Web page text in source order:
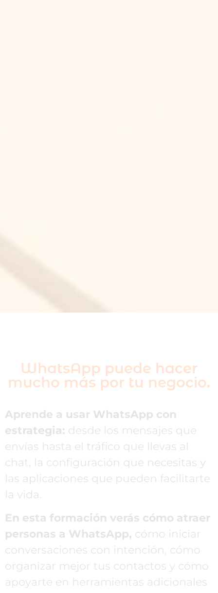
WhatsApp puede hacer
mucho más por tu negocio.
Aprende a usar WhatsApp con
estrategia: desde los mensajes que
envías hasta el tráfico que llevas al
chat, la configuración que necesitas y
las aplicaciones que pueden facilitarte
la vida.
En esta formación verás cómo atraer
personas a WhatsApp, cómo iniciar
conversaciones con intención, cómo
organizar mejor tus contactos y cómo
apoyarte en herramientas adicionales